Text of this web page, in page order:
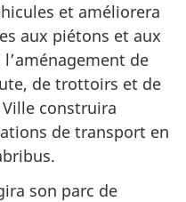
et améliorera
aux piétons et aux
de
de trottoirs et de
construira
de transport en
son parc de